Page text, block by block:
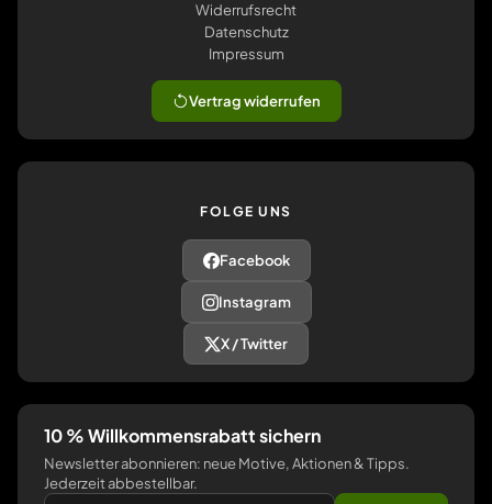
Widerrufsrecht
Datenschutz
Impressum
Vertrag widerrufen
FOLGE UNS
Facebook
Instagram
X / Twitter
10 % Willkommensrabatt sichern
Newsletter abonnieren: neue Motive, Aktionen & Tipps.
Jederzeit abbestellbar.